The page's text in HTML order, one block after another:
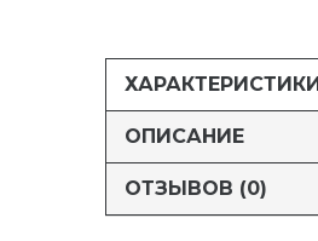
ХАРАКТЕРИСТИКИ
ОПИСАНИЕ
ОТЗЫВОВ (0)